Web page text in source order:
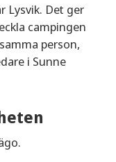
Lysvik. Det ger
campingen
person,
i Sunne